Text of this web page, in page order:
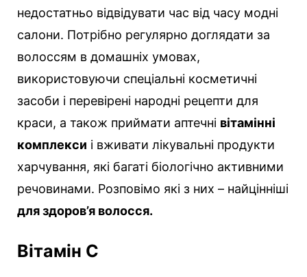
недостатньо відвідувати час від часу модні
салони. Потрібно регулярно доглядати за
волоссям в домашніх умовах,
використовуючи спеціальні косметичні
засоби і перевірені народні рецепти для
краси, а також приймати аптечні вітамінні
комплекси і вживати лікувальні продукти
харчування, які багаті біологічно активними
речовинами. Розповімо які з них – найцінніші
для здоров’я волосся.
Вітамін С